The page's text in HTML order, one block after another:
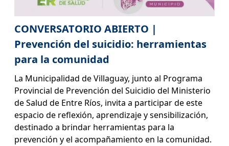
CONVERSATORIO ABIERTO |
Prevención del suicidio: herramientas
para la comunidad
La Municipalidad de Villaguay, junto al Programa
Provincial de Prevención del Suicidio del Ministerio
de Salud de Entre Ríos, invita a participar de este
espacio de reflexión, aprendizaje y sensibilización,
destinado a brindar herramientas para la
prevención y el acompañamiento en la comunidad.